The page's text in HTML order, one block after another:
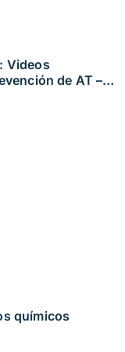
Videos
de AT –
químicos